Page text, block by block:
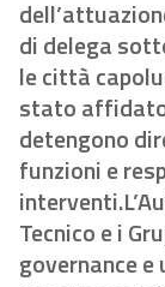
di delega
le città
stato
detengono
funzioni e
Tecnico e i
governance